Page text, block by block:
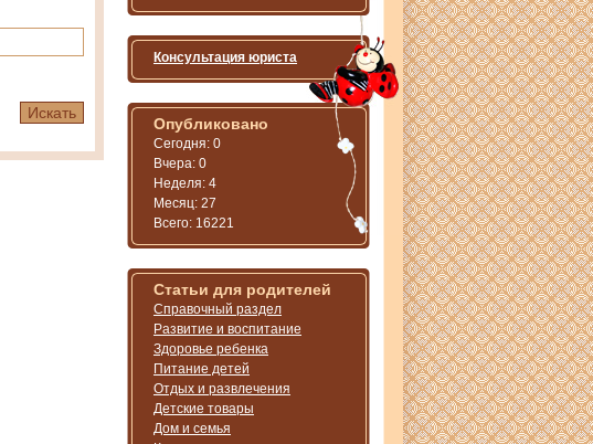
Консультация юриста
Опубликовано
Сегодня: 0
Вчера: 0
Неделя: 4
Месяц: 27
Всего: 16221
Статьи для родителей
Справочный раздел
Развитие и воспитание
Здоровье ребенка
Питание детей
Отдых и развлечения
Детские товары
Дом и семья